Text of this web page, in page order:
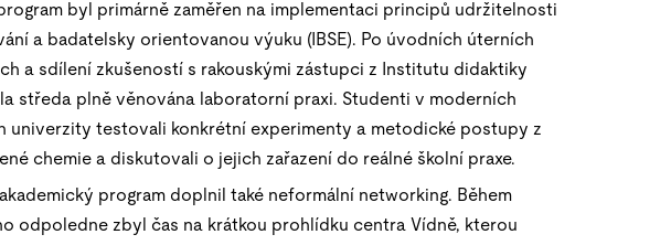
byl primárně zaměřen na implementaci principů udržitelnosti
a badatelsky orientovanou výuku (IBSE). Po úvodních úterních
a sdílení zkušeností s rakouskými zástupci z Institutu didaktiky
středa plně věnována laboratorní praxi. Studenti v moderních
univerzity testovali konkrétní experimenty a metodické postupy z
chemie a diskutovali o jejich zařazení do reálné školní praxe.
program doplnil také neformální networking. Během
odpoledne zbyl čas na krátkou prohlídku centra Vídně, kterou